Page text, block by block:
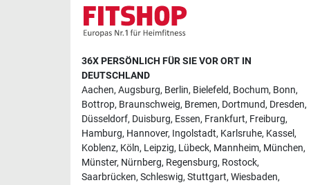
36X PERSÖNLICH FÜR SIE VOR ORT IN
DEUTSCHLAND
Aachen, Augsburg, Berlin, Bielefeld, Bochum, Bonn,
Bottrop, Braunschweig, Bremen, Dortmund, Dresden,
Düsseldorf, Duisburg, Essen, Frankfurt, Freiburg,
Hamburg, Hannover, Ingolstadt, Karlsruhe, Kassel,
Koblenz, Köln, Leipzig, Lübeck, Mannheim, München,
Münster, Nürnberg, Regensburg, Rostock,
Saarbrücken, Schleswig, Stuttgart, Wiesbaden,